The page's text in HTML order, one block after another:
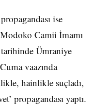
ise
Camii İmamı
Ümraniye
vaazında
hainlikle suçladı,
propagandası yaptı.